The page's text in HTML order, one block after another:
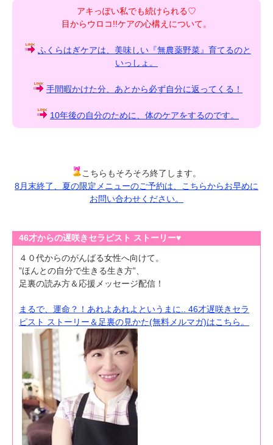
アキっぽい私でも続けられる♡
目からウロコ!!ケアの心構えについて。
ふくらはぎケアは、美味しい『無農薬野菜』育てるのと
いっしょ。
手間暇かけた分、あとから必ず自分に返ってくる！
10年後の自分のために、体のケアをするのです。
こちらもそろそろ終了します。
8月末終了、夏の限定メニューのご予約は、こちらからお早めに
お問い合わせください。
46才からの遅咲きセラピスト ストーリー♥
４０代からのがんばる女性へ向けて。
”ほんとの自分で生きる生き方”、
足裏の読み方＆応援メッセージ配信！
まるで、運命？！あれよあれよというまに.. 46才遅咲きセラ
ピスト ストーリー＆足裏の見かた(無料メルマガ)はこちら。